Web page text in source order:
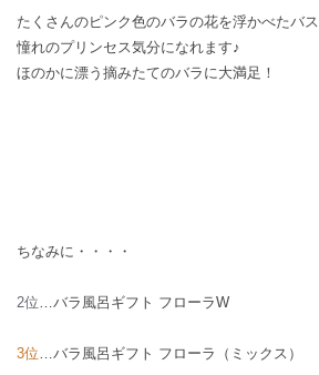
たくさんのピンク色のバラの花を浮かべたバ
憧れのプリンセス気分になれます♪
ほのかに漂う摘みたてのバラに大満足！
ちなみに・・・・
2位…バラ風呂ギフト フローラW
3位…バラ風呂ギフト フローラ（ミックス）